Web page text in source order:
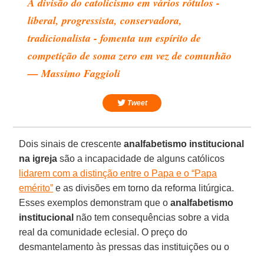
liberal, progressista, conservadora,
tradicionalista - fomenta um espírito de
competição de soma zero em vez de comunhão
— Massimo Faggioli
Tweet
Dois sinais de crescenteanalfabetismo institucional
na igreja são a incapacidade de alguns católicos
lidarem com a distinção entre o Papa e o “Papa
emérito” e as divisões em torno da reforma litúrgica.
Esses exemplos demonstram que oanalfabetismo
institucional não tem consequências sobre a vida
real da comunidade eclesial. O preço do
desmantelamento às pressas das instituições ou o